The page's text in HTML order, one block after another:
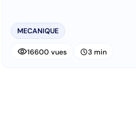
MECANIQUE
visibility16600 vues schedule3 min